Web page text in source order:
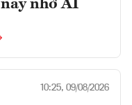
nhờ AI
10:25, 09/08/2026